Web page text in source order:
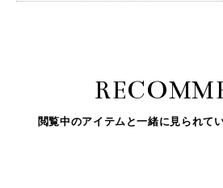
閲覧中のアイテムと一緒に見られて